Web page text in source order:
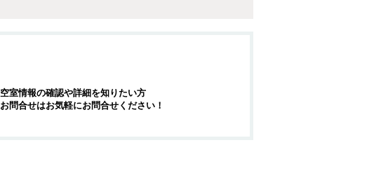
空室情報の確認や詳細を知りたい方
お問合せはお気軽にお問合せください！